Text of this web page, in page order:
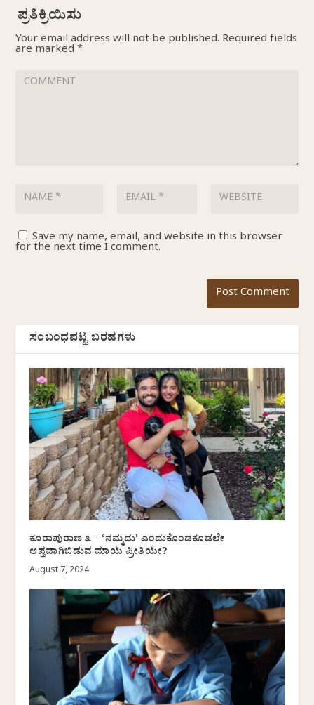
Your email address will not be published. Required fields
are marked*
Save my name, email, and website in this browser
for the next time I comment.
ಸಂಬಂಧಪಟ್ಟ ಬರಹಗಳು
ಕೂರಾಪುರಾಣ ೩ – ‘ನಮ್ಮದು’ ಎಂದುಕೊಂಡಕೂಡಲೇ
ಆಪ್ತವಾಗಿಬಿಡುವ ಮಾಯೆ ಪ್ರೀತಿಯೇ?
August 7, 2024